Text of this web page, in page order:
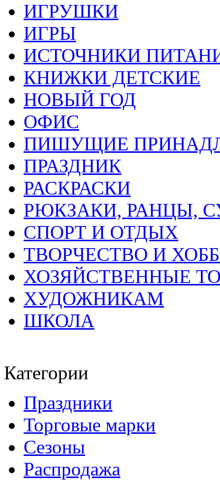
ИГРУШКИ
ИГРЫ
ИСТОЧНИКИ
КНИЖКИ ДЕТСКИЕ
НОВЫЙ ГОД
ОФИС
ПИШУЩИЕ
ПРАЗДНИК
РАСКРАСКИ
РЮКЗАКИ, РАНЦЫ,
СПОРТ И ОТДЫХ
ТВОРЧЕСТВО И
ХОЗЯЙСТВЕННЫЕ
ХУДОЖНИКАМ
ШКОЛА
Категории
Праздники
Торговые марки
Сезоны
Распродажа